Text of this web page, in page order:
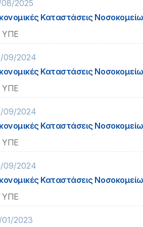
08/2025
Καταστάσεις
ΥΠΕ
09/2024
Καταστάσεις
ΥΠΕ
09/2024
Καταστάσεις
ΥΠΕ
09/2024
Καταστάσεις
ΥΠΕ
01/2023